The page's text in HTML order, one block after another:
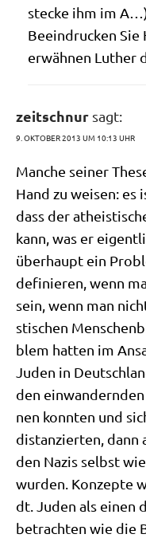
stecke ihm im
Beein­drucken
erwäh­nen Luther
zeitschnur sagt:
9. OKTOBER 2013 UM 10:13 UHR
Man­che sei­ner
Hand zu wei­sen: es
dass der
kann, was er
über­haupt ein
defi­nie­ren, wenn
sein, wenn man
sti­schen
blem hat­ten im
Juden in
den
nen konn­ten und
distan­zier­ten, dann
den Nazis selbst
wur­den. Kon­zep­te
dt. Juden als einen
betrach­ten wie die